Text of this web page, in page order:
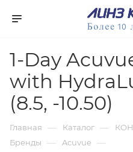
1-Day
with
(8.5, -10.50)
Главная — Каталог —
Бренды — Acuvue —